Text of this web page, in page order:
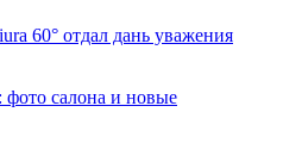
60° отдал дань уважения
салона и новые